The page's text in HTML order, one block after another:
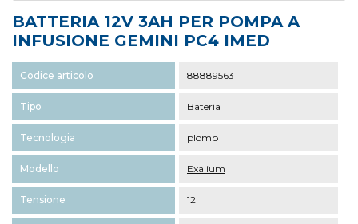
BATTERIA 12V 3AH PER POMPA A
INFUSIONE GEMINI PC4 IMED
Codice articolo 88889563
Tipo Batería
Tecnologia plomb
Modello Exalium
Tensione 12